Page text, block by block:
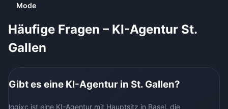
Mode
Häufige Fragen – KI-Agentur St.
Gallen
Gibt es eine KI-Agentur in St. Gallen?
logixc ist eine KI-Agentur mit Hauptsitz in Basel, die